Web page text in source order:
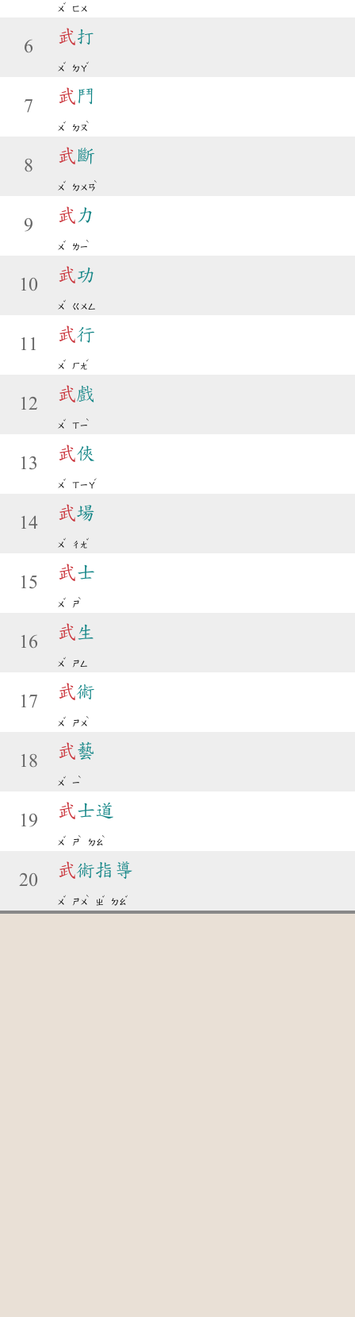
ㄨ
ˇ
ㄈㄨ
6
武打
ㄨ
ˇ
ㄉㄚ
ˇ
7
武鬥
ㄨ
ˇ
ㄉㄡ
ˋ
8
武斷
ㄨ
ˇ
ㄉㄨㄢ
ˋ
9
武 力
ㄨ
ˇ
ㄌㄧ
ˋ
10
武功
ㄨ
ˇ
ㄍㄨㄥ
11
武行
ㄨ
ˇ
ㄏㄤ
ˊ
12
武戲
ㄨ
ˇ
ㄒㄧ
ˋ
13
武俠
ㄨ
ˇ
ㄒㄧㄚ
ˊ
14
武場
ㄨ
ˇ
ㄔㄤ
ˇ
15
武士
ㄨ
ˇ
ㄕ
ˋ
16
武 生
ㄨ
ˇ
ㄕㄥ
17
武術
ㄨ
ˇ
ㄕㄨ
ˋ
18
武藝
ㄨ
ˇ
ㄧ
ˋ
19
武士道
ㄨ
ˇ
ㄕ
ˋ
ㄉㄠ
ˋ
20
武術指導
ㄨ
ˇ
ㄕㄨ
ˋ
ㄓ
ˇ
ㄉㄠ
ˇ